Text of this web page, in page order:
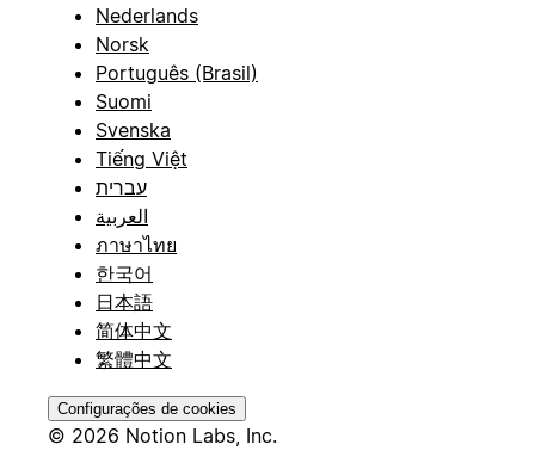
Nederlands
Norsk
Português (Brasil)
Suomi
Svenska
Tiếng Việt
עברית
العربية
ภาษาไทย
한국어
日本語
简体中文
繁體中文
Configurações de cookies
© 2026 Notion Labs, Inc.